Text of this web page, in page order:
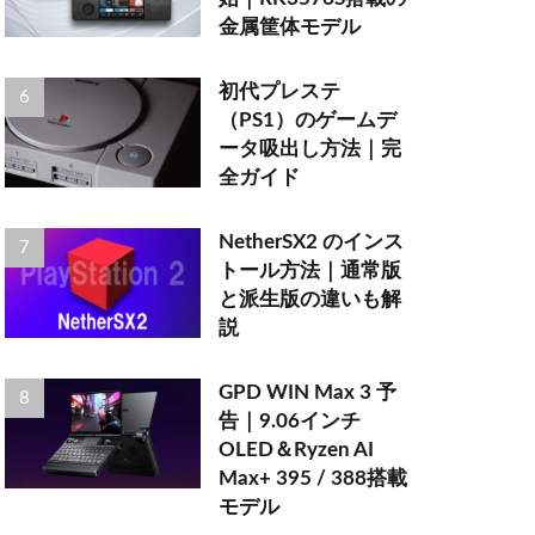
金属筐体モデル
初代プレステ
（PS1）のゲームデ
ータ吸出し方法｜完
全ガイド
NetherSX2 のインス
トール方法｜通常版
と派生版の違いも解
説
GPD WIN Max 3 予
告｜9.06インチ
OLED＆Ryzen AI
Max+ 395 / 388搭載
モデル